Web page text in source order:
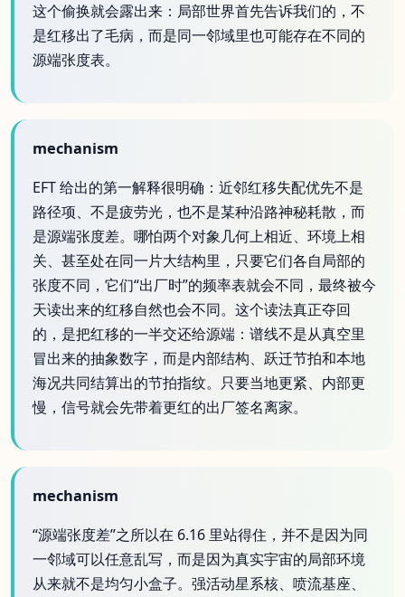
这个偷换就会露出来：局部世界首先告诉我们的，不
是红移出了毛病，而是同一邻域里也可能存在不同的
源端张度表。
mechanism
EFT 给出的第一解释很明确：近邻红移失配优先不是
路径项、不是疲劳光，也不是某种沿路神秘耗散，而
是源端张度差。哪怕两个对象几何上相近、环境上相
关、甚至处在同一片大结构里，只要它们各自局部的
张度不同，它们“出厂时”的频率表就会不同，最终被今
天读出来的红移自然也会不同。这个读法真正夺回
的，是把红移的一半交还给源端：谱线不是从真空里
冒出来的抽象数字，而是内部结构、跃迁节拍和本地
海况共同结算出的节拍指纹。只要当地更紧、内部更
慢，信号就会先带着更红的出厂签名离家。
mechanism
“源端张度差”之所以在 6.16 里站得住，并不是因为同
一邻域可以任意乱写，而是因为真实宇宙的局部环境
从来就不是均匀小盒子。强活动星系核、喷流基座、